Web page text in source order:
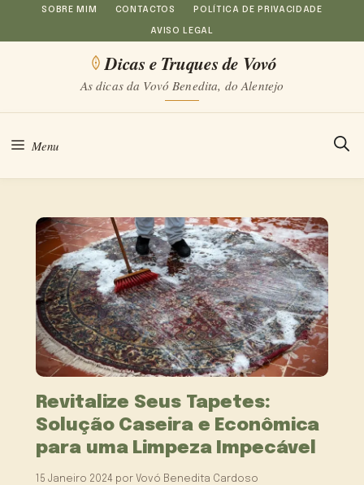
Saltar
para
conteúdo
SOBRE MIM CONTACTOS POLÍTICA DE PRIVACIDADE
AVISO LEGAL
Dicas e Truques de Vovó
As dicas da Vovó Benedita, do Alentejo
Menu
Revitalize Seus Tapetes:
Solução Caseira e Econômica
para uma Limpeza Impecável
15 Janeiro 2024 por Vovó Benedita Cardoso